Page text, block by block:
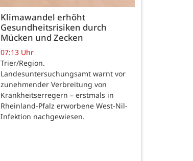
Klimawandel erhöht
Gesundheitsrisiken durch
Mücken und Zecken
07:13 Uhr
Trier/Region.
Landesuntersuchungsamt warnt vor
zunehmender Verbreitung von
Krankheitserregern – erstmals in
Rheinland-Pfalz erworbene West-Nil-
Infektion nachgewiesen.